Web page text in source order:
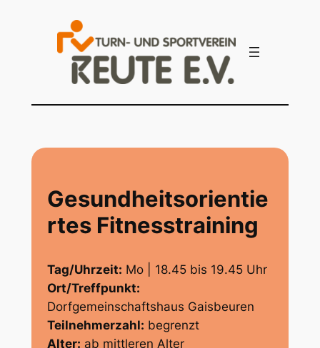
Gesundheitsorientie
rtes Fitnesstraining
Tag/Uhrzeit: Mo | 18.45 bis 19.45 Uhr
Ort/Treffpunkt:
Dorfgemeinschaftshaus Gaisbeuren
Teilnehmerzahl: begrenzt
Alter: ab mittleren Alter